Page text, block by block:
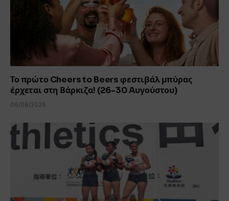
Το πρώτο Cheers to Beers φεστιβάλ μπύρας
έρχεται στη Βάρκιζα! (26-30 Aυγούστου)
06/08/2026